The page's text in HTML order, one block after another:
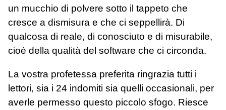
un mucchio di polvere sotto il tappeto che
cresce a dismisura e che ci seppellirà. Di
qualcosa di reale, di conosciuto e di misurabile,
cioè della qualità del software che ci circonda.
La vostra profetessa preferita ringrazia tutti i
lettori, sia i 24 indomiti sia quelli occasionali, per
averle permesso questo piccolo sfogo. Riesce